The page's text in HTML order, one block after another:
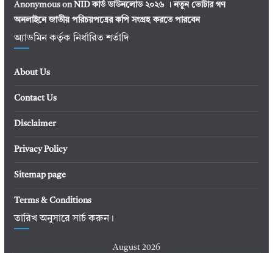
AnonymousonNID কার্ড ডাউনলোড ২০২৬ । নতুন ভোটার গণ
অনলাইনে জাতীয় পরিচয়পত্রের কপি সংগ্রহ করতে পারবেন
অ্যাডমিন কর্তৃক নির্ধারিত শর্তাদি
About Us
Contact Us
Disclaimer
Privacy Policy
Sitemap page
Terms & Conditions
তারিখ অনুসারে সার্চ করুন।
August 2026